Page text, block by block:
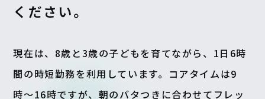
ください。
現在は、8歳と3歳の子どもを育てながら、1日6時
間の時短勤務を利用しています。コアタイムは9
時〜16時ですが、朝のバタつきに合わせてフレッ